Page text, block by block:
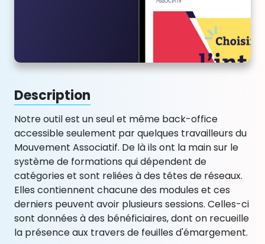
Description
Notre outil est un seul et même back-office
accessible seulement par quelques travailleurs du
Mouvement Associatif. De là ils ont la main sur le
système de formations qui dépendent de
catégories et sont reliées à des têtes de réseaux.
Elles contiennent chacune des modules et ces
derniers peuvent avoir plusieurs sessions. Celles-ci
sont données à des bénéficiaires, dont on recueille
la présence aux travers de feuilles d'émargement.